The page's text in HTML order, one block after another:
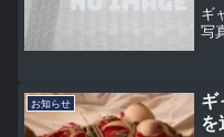
ギ
写
お知らせ
を